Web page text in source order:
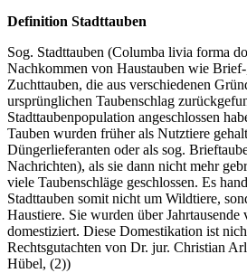
Definition Stadttauben
Sog. Stadttauben (Columba livia forma
Nachkommen von Haustauben wie
Zuchttauben, die aus verschiedenen
ursprünglichen Taubenschlag
Stadttaubenpopulation angeschlossen
Tauben wurden früher als Nutztiere
Düngerlieferanten oder als sog.
Nachrichten), als sie dann nicht mehr
viele Taubenschläge geschlossen. Es
Stadttauben somit nicht um Wildtiere,
Haustiere. Sie wurden über Jahrtausende
domestiziert. Diese Domestikation ist
Rechtsgutachten von Dr. jur. Christian
Hübel, (2))